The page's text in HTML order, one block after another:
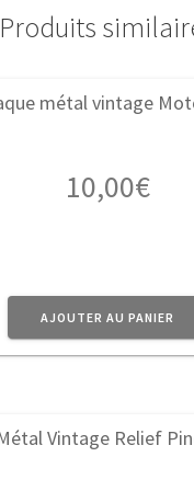
Produits
10,00€
AJOUTER AU PANIER